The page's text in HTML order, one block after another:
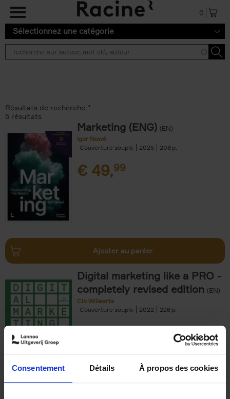
Consentement Détails À propos des cookies
Aller au contenu principal
0
Sélectionnez une catégorie
Résultats de recherche ''
5 résultats
Marketing (ENG) (EN)
Igor Nowé
Couverture souple
2025 208
€ 49,99
Ajouter au panier
Digital marketing like a PRO -
completely revised edition (EN)
Clo Willaerts
Couverture souple
2022 226
€35,50